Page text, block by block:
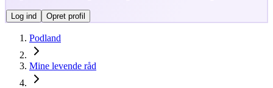
Log ind Opret profil
Podland
Mine levende råd